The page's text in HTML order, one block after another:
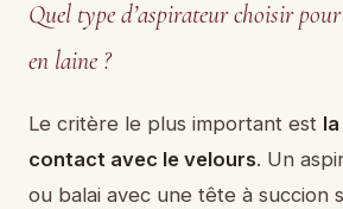
Quel type d’aspirateur choisir
en laine ?
Le critère le plus important est
contact avec le velours. Un
ou balai avec une tête à succion